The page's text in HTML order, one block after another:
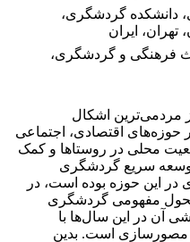
دانشکده گردشگری،
تهران، ایران
فرهنگی و گردشگری،
مردمی‌ترین اشکال
حوزه‌های اقتصادی، اجتماعی
محلی در روستاها و کمک
سریع گردشگری
این حوزه بوده است، در
مفهومی گردشگری
آن در این سال‌ها با
مصورسازی است. بدین